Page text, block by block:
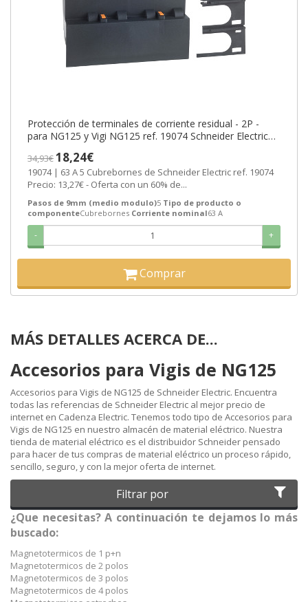
Protección de terminales de corriente residual - 2P -
para NG125 y Vigi NG125 ref. 19074 Schneider Electric
34,93€18,24€
19074 | 63 A 5 Cubrebornes de Schneider Electric ref. 19074
Precio: 13,27€ - Oferta con un 60% de...
Pasos de 9mm (medio modulo)5 Tipo de producto o
componenteCubrebornes Corriente nominal63 A
- +
Comprar
MÁS DETALLES ACERCA DE...
Accesorios para Vigis de NG125
Accesorios para Vigis de NG125 de Schneider Electric. Encuentra
todas las referencias de Schneider Electric al mejor precio de
internet en Cadenza Electric. Tenemos todo tipo de Accesorios para
Vigis de NG125 en nuestro almacén de material eléctrico. Nuestra
tienda de material eléctrico es el distribuidor Schneider pensado
para hacer de tus compras de material eléctrico un proceso rápido,
sencillo, seguro, y con la mejor oferta de internet.
Filtrar por
¿Que necesitas? A continuación te dejamos lo más
buscado:
Magnetotermicos de 1 p+n
Magnetotermicos de 2 polos
Magnetotermicos de 3 polos
Magnetotermicos de 4 polos